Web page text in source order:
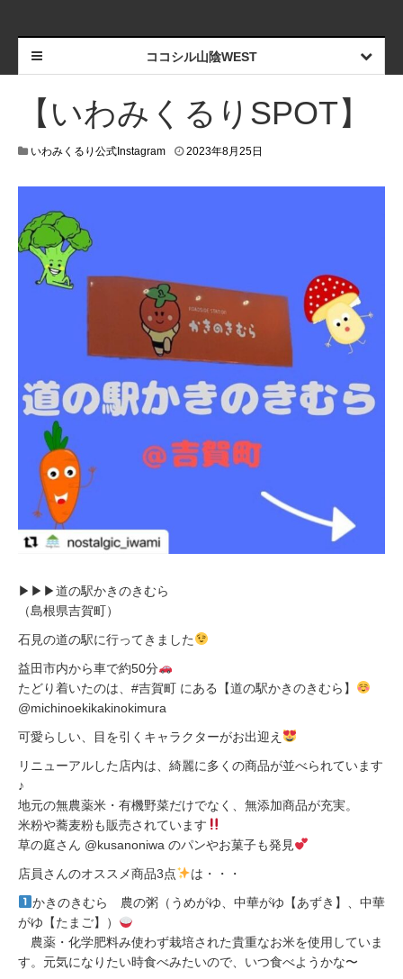
ココシル山陰WEST
【いわみくるりSPOT】
いわみくるり公式Instagram 2023年8月25日
▶︎▶︎▶︎道の駅かきのきむら
（島根県吉賀町）
石見の道の駅に行ってきました
益田市内から車で約50分
たどり着いたのは、#吉賀町 にある【道の駅かきのきむら】
@michinoekikakinokimura
可愛らしい、目を引くキャラクターがお出迎え
リニューアルした店内は、綺麗に多くの商品が並べられています
♪
地元の無農薬米・有機野菜だけでなく、無添加商品が充実。
米粉や蕎麦粉も販売されています
草の庭さん @kusanoniwa のパンやお菓子も発見
店員さんのオススメ商品3点
は・・・
かきのきむら 農の粥（うめがゆ、中華がゆ【あずき】、中華
がゆ【たまご】）
農薬・化学肥料み使わず栽培された貴重なお米を使用していま
す。元気になりたい時食べみたいので、いつ食べようかな〜